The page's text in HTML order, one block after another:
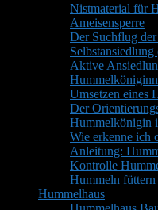
Nistmaterial für
Ameisensperre
Der Suchflug
Aktive
Umsetzen eines
Der
Hummelkönigin
Wie erkenne ich
Anleitung:
Kontrolle
Hummeln füttern
Hummelhaus